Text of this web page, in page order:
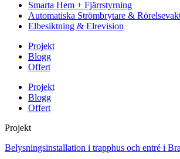
Smarta Hem + Fjärrstyrning
Automatiska Strömbrytare &
Elbesiktning & Elrevision
Projekt
Blogg
Offert
Projekt
Blogg
Offert
Projekt
Belysningsinstallation i trapphus och entré i